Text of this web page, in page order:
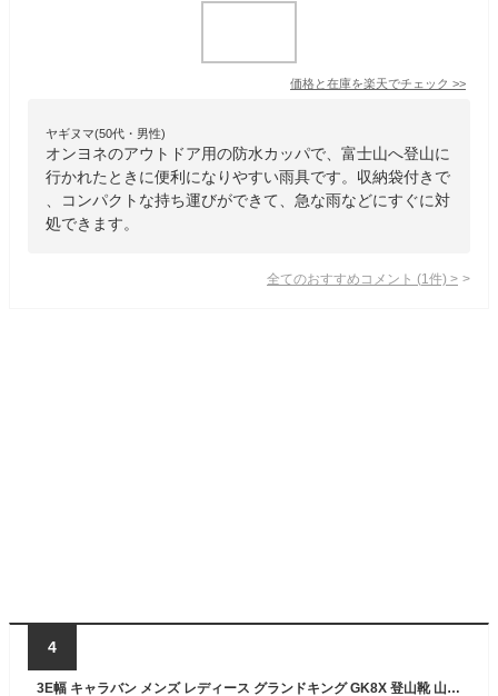
価格と在庫を楽天でチェック >>
ヤギヌマ(50代・男性)
オンヨネのアウトドア用の防水カッパで、富士山へ登山に
行かれたときに便利になりやすい雨具です。収納袋付きで
、コンパクトな持ち運びができて、急な雨などにすぐに対
処できます。
全てのおすすめコメント (1 件) >
4
3E幅 キャラバン メンズ レディース グランドキング GK8X 登山靴 山登り トレッキングシューズ 送料無料 CARAVAN 0011899